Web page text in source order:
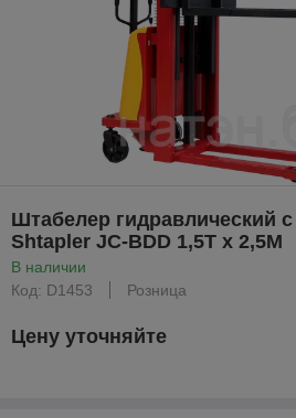
Штабелер гидравлический
Shtapler JC-BDD 1,5Т х 2,5М
В наличии
Код: D1453
Розница
Цену уточняйте